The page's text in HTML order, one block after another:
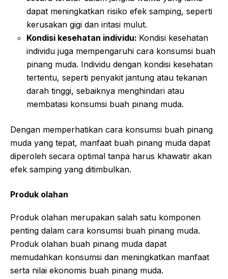
dapat meningkatkan risiko efek samping, seperti
kerusakan gigi dan iritasi mulut.
Kondisi kesehatan individu: Kondisi kesehatan
individu juga mempengaruhi cara konsumsi buah
pinang muda. Individu dengan kondisi kesehatan
tertentu, seperti penyakit jantung atau tekanan
darah tinggi, sebaiknya menghindari atau
membatasi konsumsi buah pinang muda.
Dengan memperhatikan cara konsumsi buah pinang
muda yang tepat, manfaat buah pinang muda dapat
diperoleh secara optimal tanpa harus khawatir akan
efek samping yang ditimbulkan.
Produk olahan
Produk olahan merupakan salah satu komponen
penting dalam cara konsumsi buah pinang muda.
Produk olahan buah pinang muda dapat
memudahkan konsumsi dan meningkatkan manfaat
serta nilai ekonomis buah pinang muda.